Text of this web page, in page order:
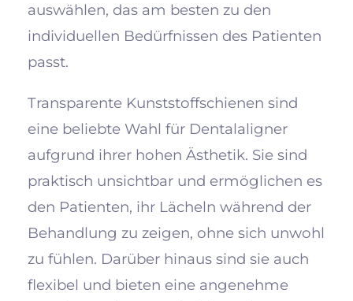
auswählen, das am besten zu den
individuellen Bedürfnissen des Patienten
passt.
Transparente Kunststoffschienen sind
eine beliebte Wahl für Dentalaligner
aufgrund ihrer hohen Ästhetik. Sie sind
praktisch unsichtbar und ermöglichen es
den Patienten, ihr Lächeln während der
Behandlung zu zeigen, ohne sich unwohl
zu fühlen. Darüber hinaus sind sie auch
flexibel und bieten eine angenehme